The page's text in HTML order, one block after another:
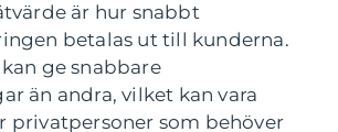
är hur snabbt
betalas ut till kunderna.
ge snabbare
än andra, vilket kan vara
privatpersoner som behöver